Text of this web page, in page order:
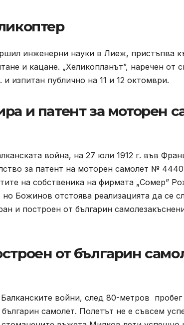
инженерни науки в Лиеж, пристъпва
и кацане. „Хеликопланът”, наречен от
и изпитан публично на 11 и 12 октомври.
и патент за моторен
война, на 27 юли 1912 г. във
за патент на моторен самолет №
на собственика на фирмата „Сомер”
Божинов отстоява реализацията да се
и построен от българин
от българин
войни, след 80-метров пробег
самолет. Полетът не е съвсем